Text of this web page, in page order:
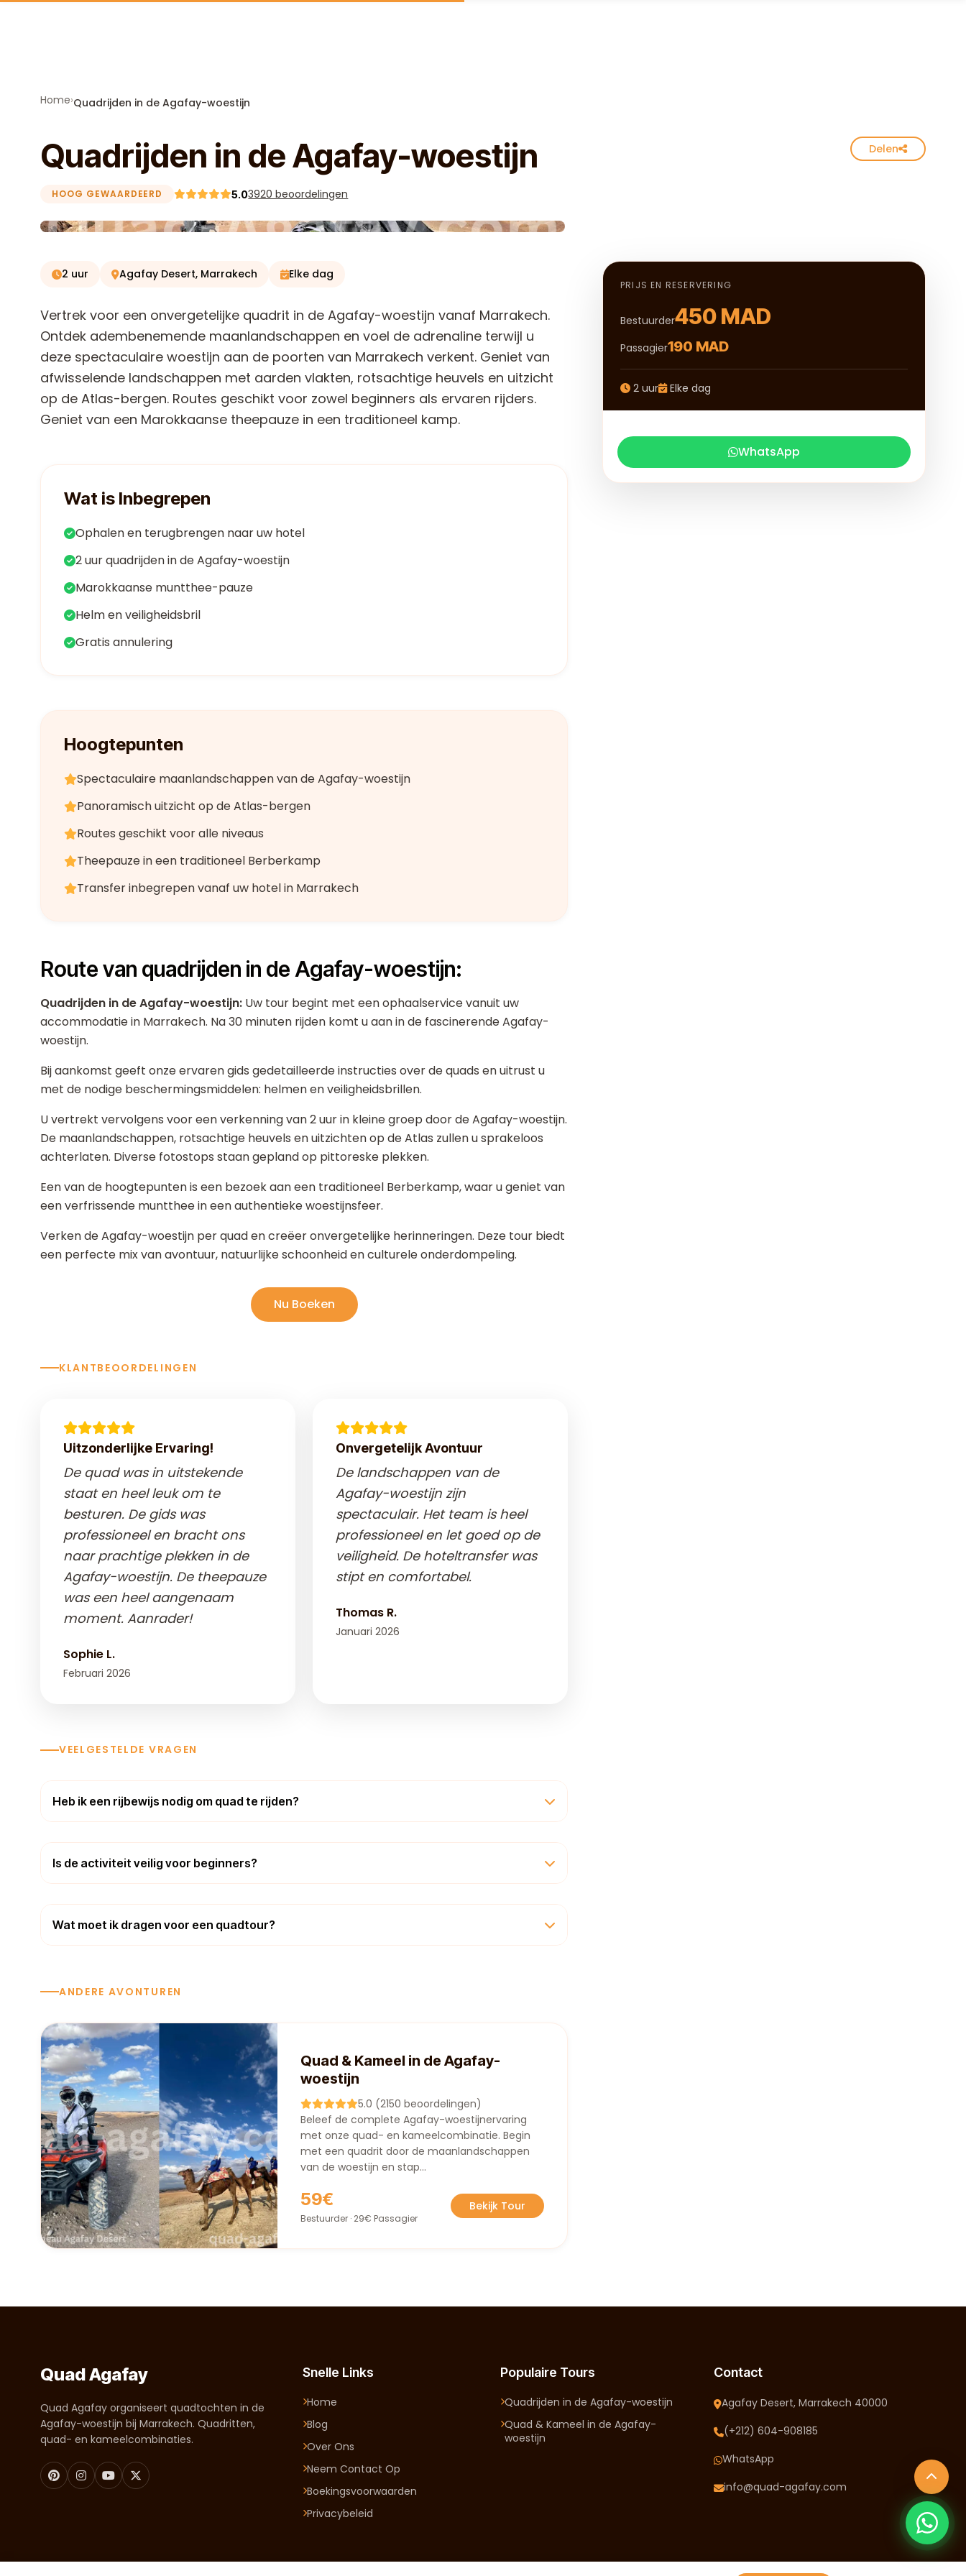
Skip to content
Home›Quadrijden in de Agafay-woestijn
Quadrijden in de Agafay-woestijn
HOOG GEWAARDEERD 5.03920 beoordelingen
Delen
2 uur Agafay Desert, Marrakech Elke dag
Vertrek voor een onvergetelijke quadrit in de Agafay-woestijn vanaf Marrakech.
Ontdek adembenemende maanlandschappen en voel de adrenaline terwijl u
deze spectaculaire woestijn aan de poorten van Marrakech verkent. Geniet van
afwisselende landschappen met aarden vlakten, rotsachtige heuvels en uitzicht
op de Atlas-bergen. Routes geschikt voor zowel beginners als ervaren rijders.
Geniet van een Marokkaanse theepauze in een traditioneel kamp.
Wat is Inbegrepen
Ophalen en terugbrengen naar uw hotel
2 uur quadrijden in de Agafay-woestijn
Marokkaanse muntthee-pauze
Helm en veiligheidsbril
Gratis annulering
Hoogtepunten
Spectaculaire maanlandschappen van de Agafay-woestijn
Panoramisch uitzicht op de Atlas-bergen
Routes geschikt voor alle niveaus
Theepauze in een traditioneel Berberkamp
Transfer inbegrepen vanaf uw hotel in Marrakech
Route van quadrijden in de Agafay-woestijn:
Quadrijden in de Agafay-woestijn: Uw tour begint met een ophaalservice vanuit uw
accommodatie in Marrakech. Na 30 minuten rijden komt u aan in de fascinerende Agafay-
woestijn.
Bij aankomst geeft onze ervaren gids gedetailleerde instructies over de quads en uitrust u
met de nodige beschermingsmiddelen: helmen en veiligheidsbrillen.
U vertrekt vervolgens voor een verkenning van 2 uur in kleine groep door de Agafay-woestijn.
De maanlandschappen, rotsachtige heuvels en uitzichten op de Atlas zullen u sprakeloos
achterlaten. Diverse fotostops staan gepland op pittoreske plekken.
Een van de hoogtepunten is een bezoek aan een traditioneel Berberkamp, waar u geniet van
een verfrissende muntthee in een authentieke woestijnsfeer.
Verken de Agafay-woestijn per quad en creëer onvergetelijke herinneringen. Deze tour biedt
een perfecte mix van avontuur, natuurlijke schoonheid en culturele onderdompeling.
Nu Boeken
KLANTBEOORDELINGEN
Uitzonderlijke Ervaring!
De quad was in uitstekende
staat en heel leuk om te
besturen. De gids was
professioneel en bracht ons
naar prachtige plekken in de
Agafay-woestijn. De theepauze
was een heel aangenaam
moment. Aanrader!
Sophie L.
Februari 2026
Onvergetelijk Avontuur
De landschappen van de
Agafay-woestijn zijn
spectaculair. Het team is heel
professioneel en let goed op de
veiligheid. De hoteltransfer was
stipt en comfortabel.
Thomas R.
Januari 2026
VEELGESTELDE VRAGEN
Heb ik een rijbewijs nodig om quad te rijden?
Is de activiteit veilig voor beginners?
Wat moet ik dragen voor een quadtour?
ANDERE AVONTUREN
Quad & Kameel in de Agafay-
woestijn
5.0 (2150 beoordelingen)
Beleef de complete Agafay-woestijnervaring
met onze quad- en kameelcombinatie. Begin
met een quadrit door de maanlandschappen
van de woestijn en stap...
59€
Bestuurder · 29€ Passagier
Bekijk Tour
PRIJS EN RESERVERING
Bestuurder450 MAD
Passagier190 MAD
2 uur Elke dag
WhatsApp
Quad Agafay
Quad Agafay organiseert quadtochten in de
Agafay-woestijn bij Marrakech. Quadritten,
quad- en kameelcombinaties.
Snelle Links
Home
Blog
Over Ons
Neem Contact Op
Boekingsvoorwaarden
Privacybeleid
Populaire Tours
Quadrijden in de Agafay-woestijn
Quad & Kameel in de Agafay-
woestijn
Contact
Agafay Desert, Marrakech 40000
(+212) 604-908185
WhatsApp
info@quad-agafay.com